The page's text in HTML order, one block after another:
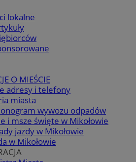
lokalne
O MIEŚCIE
adresy i telefony
miasta
wywozu odpadów
i msze święte w Mikołowie
jazdy w Mikołowie
w Mikołowie